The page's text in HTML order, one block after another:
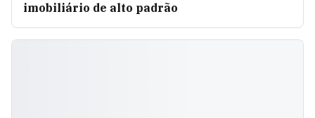
imobiliário de alto padrão